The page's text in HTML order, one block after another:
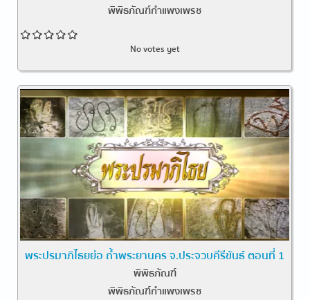
พิพิธภัณฑ์กำแพงเพรช
No votes yet
พระปรมาภิไธยย่อ ถ้ำพระยานคร จ.ประจวบคีรีขันธ์ ตอนที่ 1
พิพิธภัณฑ์
พิพิธภัณฑ์กำแพงเพรช